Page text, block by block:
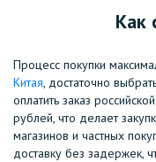
Как
Процесс покупки
Китая, достаточно
оплатить заказ
рублей, что делает
магазинов и частных
доставку без задержек,